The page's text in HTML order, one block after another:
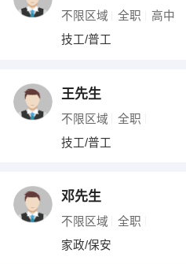
不限区域 全职 高中
技工/普工
王先生
不限区域 全职
技工/普工
邓先生
不限区域 全职
家政/保安